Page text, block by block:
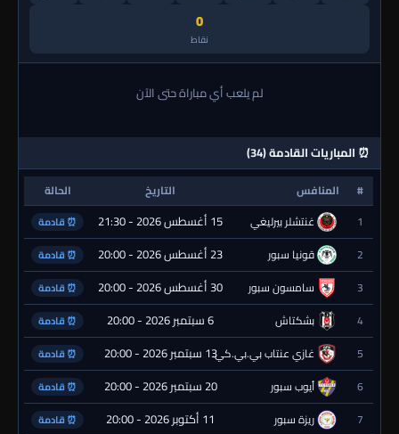
0
نقاط
لم يلعب أي مباراة حتى الآن
⏰ المباريات القادمة (34)
# المنافس التاريخ
الحالة
1
غنتشلر بيرليغي 15 أغسطس 2026 - 21:30 ⏰ قادمة
2 قونيا سبور 23 أغسطس 2026 - 20:00 ⏰ قادمة
3 سامسون سبور 30 أغسطس 2026 - 20:00 ⏰ قادمة
4 بشكتاش 6 سبتمبر 2026 - 20:00 ⏰ قادمة
5 غازي عنتاب بي.بي.كي.13 سبتمبر 2026 - 20:00 ⏰ قادمة
6 أيوب سبور 20 سبتمبر 2026 - 20:00 ⏰ قادمة
7 ريزة سبور 11 أكتوبر 2026 - 20:00 ⏰ قادمة